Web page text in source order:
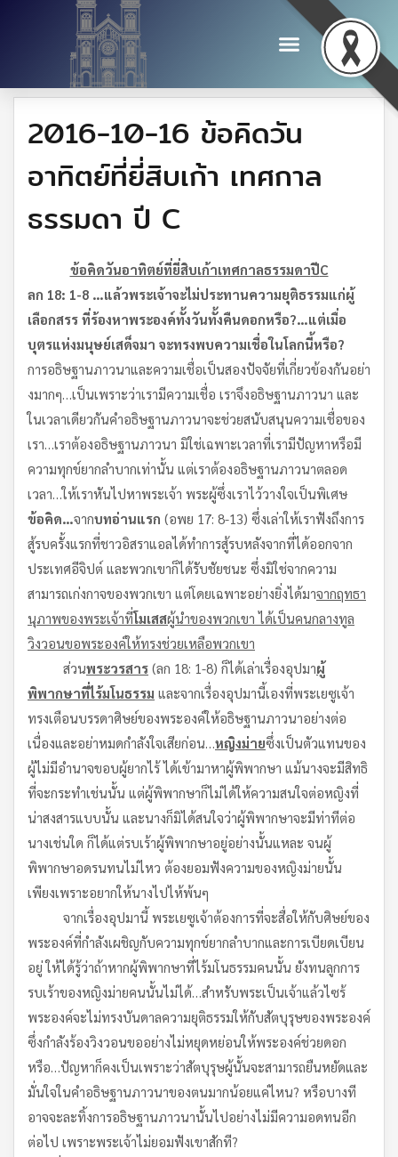
2016-10-16 ข้อคิดวัน
อาทิตย์ที่ยี่สิบเก้า เทศกาล
ธรรมดา ปี C
ข้อคิดวันอาทิตย์ที่ยี่สิบเก้าเทศกาลธรรมดาปีC
ลก 18: 1-8 …แล้วพระเจ้าจะไม่ประทานความยุติธรรมแก่ผู้
เลือกสรร ที่ร้องหาพระองค์ทั้งวันทั้งคืนดอกหรือ?…แต่เมื่อ
บุตรแห่งมนุษย์เสด็จมา จะทรงพบความเชื่อในโลกนี้หรือ?
การอธิษฐานภาวนาและความเชื่อเป็นสองปัจจัยที่เกี่ยวข้องกันอย่า
งมากๆ…เป็นเพราะว่าเรามีความเชื่อ เราจึงอธิษฐานภาวนา และ
ในเวลาเดียวกันคำอธิษฐานภาวนาจะช่วยสนับสนุนความเชื่อของ
เรา…เราต้องอธิษฐานภาวนา มิใช่เฉพาะเวลาที่เรามีปัญหาหรือมี
ความทุกข์ยากลำบากเท่านั้น แต่เราต้องอธิษฐานภาวนาตลอด
เวลา…ให้เราหันไปหาพระเจ้า พระผู้ซึ่งเราไว้วางใจเป็นพิเศษ
ข้อคิด…จากบทอ่านแรก (อพย 17: 8-13) ซึ่งเล่าให้เราฟังถึงการ
สู้รบครั้งแรกที่ชาวอิสราแอลได้ทำการสู้รบหลังจากที่ได้ออกจาก
ประเทศอีจิปต์ และพวกเขาก็ได้รับชัยชนะ ซึ่งมิใช่จากความ
สามารถเก่งกาจของพวกเขา แต่โดยเฉพาะอย่างยิ่งได้มาจากฤทธา
นุภาพของพระเจ้าที่โมเสสผู้นำของพวกเขา ได้เป็นคนกลางทูล
วิงวอนขอพระองค์ให้ทรงช่วยเหลือพวกเขา
ส่วนพระวรสาร (ลก 18: 1-8) ก็ได้เล่าเรื่องอุปมาผู้
พิพากษาที่ไร้มโนธรรม และจากเรื่องอุปมานี้เองที่พระเยซูเจ้า
ทรงเตือนบรรดาศิษย์ของพระองค์ให้อธิษฐานภาวนาอย่างต่อ
เนื่องและอย่าหมดกำลังใจเสียก่อน…หญิงม่ายซึ่งเป็นตัวแทนของ
ผู้ไม่มีอำนาจขอบผู้ยากไร้ ได้เข้ามาหาผู้พิพากษา แม้นางจะมีสิทธิ
ที่จะกระทำเช่นนั้น แต่ผู้พิพากษาก็ไม่ได้ให้ความสนใจต่อหญิงที่
น่าสงสารแบบนั้น และนางก็มิได้สนใจว่าผู้พิพากษาจะมีท่าทีต่อ
นางเช่นใด ก็ได้แต่รบเร้าผู้พิพากษาอยู่อย่างนั้นแหละ จนผู้
พิพากษาอดรนทนไม่ไหว ต้องยอมฟังความของหญิงม่ายนั้น
เพียงเพราะอยากให้นางไปไห้พ้นๆ
จากเรื่องอุปมานี้ พระเยซูเจ้าต้องการที่จะสื่อให้กับศิษย์ของ
พระองค์ที่กำลังเผชิญกับความทุกข์ยากลำบากและการเบียดเบียน
อยู่ ให้ได้รู้ว่าถ้าหากผู้พิพากษาที่ไร้มโนธรรมคนนั้น ยังทนลูกการ
รบเร้าของหญิงม่ายคนนั้นไม่ได้…สำหรับพระเป็นเจ้าแล้วไซร้
พระองค์จะไม่ทรงบันดาลความยุติธรรมให้กับสัตบุรุษของพระองค์
ซึ่งกำลังร้องวิงวอนขออย่างไม่หยุดหย่อนให้พระองค์ช่วยดอก
หรือ…ปัญหาก็คงเป็นเพราะว่าสัตบุรุษผู้นั้นจะสามารถยืนหยัดและ
มั่นใจในคำอธิษฐานภาวนาของตนมากน้อยแค่ไหน? หรือบางที
อาจจะละทิ้งการอธิษฐานภาวนานั้นไปอย่างไม่มีความอดทนอีก
ต่อไป เพราะพระเจ้าไม่ยอมฟังเขาสักที?